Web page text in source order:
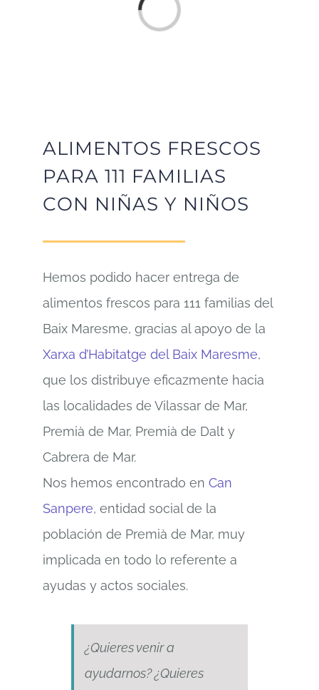
Cargando...
ALIMENTOS FRESCOS
PARA 111 FAMILIAS
CON NIÑAS Y NIÑOS
Hemos podido hacer entrega de
alimentos frescos para 111 familias del
Baix Maresme, gracias al apoyo de la
Xarxa d’Habitatge del Baix Maresme,
que los distribuye eficazmente hacia
las localidades de Vilassar de Mar,
Premià de Mar, Premià de Dalt y
Cabrera de Mar.
Nos hemos encontrado en Can
Sanpere, entidad social de la
población de Premià de Mar, muy
implicada en todo lo referente a
ayudas y actos sociales.
¿Quieres venir a
ayudarnos? ¿Quieres